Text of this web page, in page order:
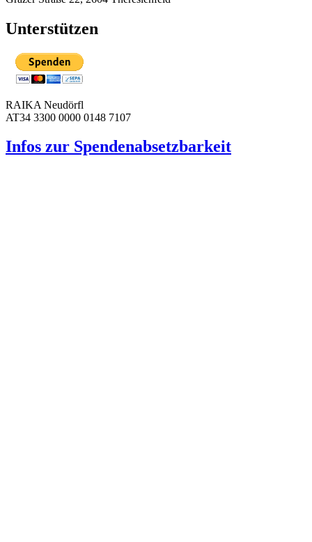
Unterstützen
RAIKA Neudörfl
AT34 3300 0000 0148 7107
Infos zur Spenden­absetzbarkeit